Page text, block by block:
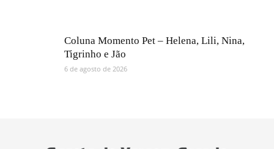
Coluna Momento Pet – Helena, Lili, Nina,
Tigrinho e Jão
6 de agosto de 2026